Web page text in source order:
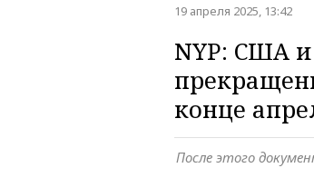
19 апреля 2025, 13:42
NYP: США
конце
После этого